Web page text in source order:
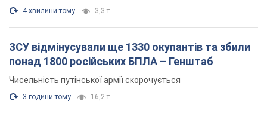
4 хвилини тому 3,3 т.
ЗСУ відмінусували ще 1330 окупантів та збили
понад 1800 російських БПЛА – Генштаб
Чисельність путінської армії скорочується
3 години тому 16,2 т.